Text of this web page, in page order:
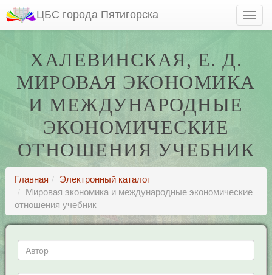
ЦБС города Пятигорска
ХАЛЕВИНСКАЯ, Е. Д.
МИРОВАЯ ЭКОНОМИКА
И МЕЖДУНАРОДНЫЕ
ЭКОНОМИЧЕСКИЕ
ОТНОШЕНИЯ УЧЕБНИК
Главная
Электронный каталог
Мировая экономика и международные экономические
отношения учебник